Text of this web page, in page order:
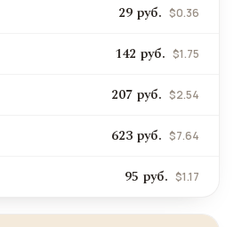
29 руб. $0.36
142 руб. $1.75
207 руб. $2.54
623 руб. $7.64
95 руб. $1.17